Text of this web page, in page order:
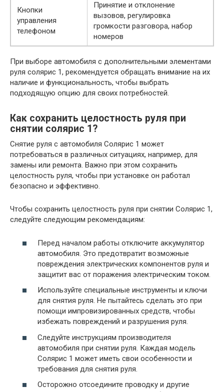
Кнопки
управления
телефоном
Принятие и отклонение
вызовов, регулировка
громкости разговора, набор
номеров
При выборе автомобиля с дополнительными элементами
руля солярис 1, рекомендуется обращать внимание на их
наличие и функциональность, чтобы выбрать
подходящую опцию для своих потребностей.
Как сохранить целостность руля при
снятии солярис 1?
Снятие руля с автомобиля Солярис 1 может
потребоваться в различных ситуациях, например, для
замены или ремонта. Важно при этом сохранить
целостность руля, чтобы при установке он работал
безопасно и эффективно.
Чтобы сохранить целостность руля при снятии Солярис 1,
следуйте следующим рекомендациям:
Перед началом работы отключите аккумулятор
автомобиля. Это предотвратит возможные
повреждения электрических компонентов руля и
защитит вас от поражения электрическим током.
Используйте специальные инструменты и ключи
для снятия руля. Не пытайтесь сделать это при
помощи импровизированных средств, чтобы
избежать повреждений и разрушения руля.
Следуйте инструкциям производителя
автомобиля при снятии руля. Каждая модель
Солярис 1 может иметь свои особенности и
требования для снятия руля.
Осторожно отсоедините проводку и другие